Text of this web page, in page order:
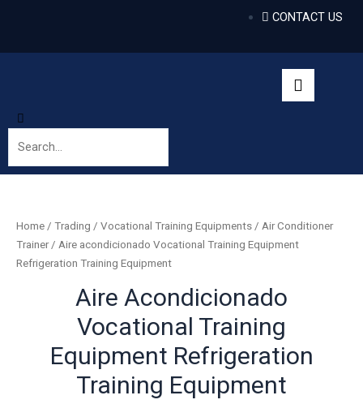
CONTACT US
Home / Trading / Vocational Training Equipments / Air Conditioner
Trainer/ Aire acondicionado Vocational Training Equipment
Refrigeration Training Equipment
Aire Acondicionado
Vocational Training
Equipment Refrigeration
Training Equipment